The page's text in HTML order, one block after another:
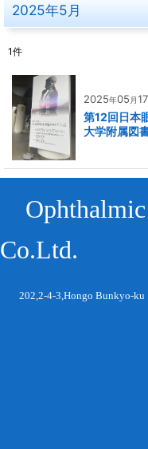
2025年5月
1件
2025年05 月17
第12回日本
大学附属図
Ophthalmic
Co.Ltd.
202,2-4-3,Hongo Bunkyo-ku